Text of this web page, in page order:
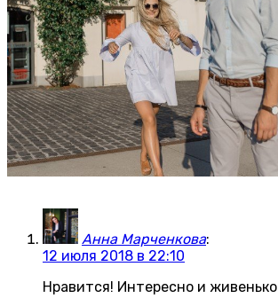
Анна Марченкова:
12 июля 2018 в 22:10
Нравится! Интересно и живенько